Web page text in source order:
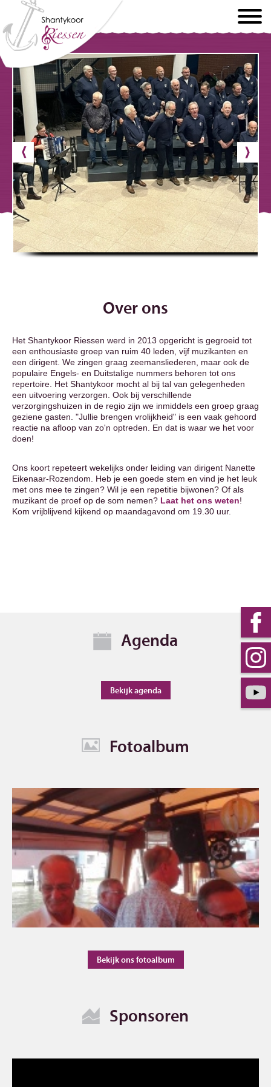
Over ons
Het Shantykoor Riessen werd in 2013 opgericht is gegroeid tot
een enthousiaste groep van ruim 40 leden, vijf muzikanten en
een dirigent. We zingen graag zeemansliederen, maar ook de
populaire Engels- en Duitstalige nummers behoren tot ons
repertoire. Het Shantykoor mocht al bij tal van gelegenheden
een uitvoering verzorgen. Ook bij verschillende
verzorgingshuizen in de regio zijn we inmiddels een groep graag
geziene gasten. "Jullie brengen vrolijkheid" is een vaak gehoord
reactie na afloop van zo'n optreden. En dat is waar we het voor
doen!
Ons koort repeteert wekelijks onder leiding van dirigent Nanette
Eikenaar-Rozendom. Heb je een goede stem en vind je het leuk
met ons mee te zingen? Wil je een repetitie bijwonen? Of als
muzikant de proef op de som nemen? Laat het ons weten!
Kom vrijblijvend kijkend op maandagavond om 19.30 uur.
Agenda
Bekijk agenda
Fotoalbum
Bekijk ons fotoalbum
Sponsoren